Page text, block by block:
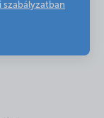
szabályzatban